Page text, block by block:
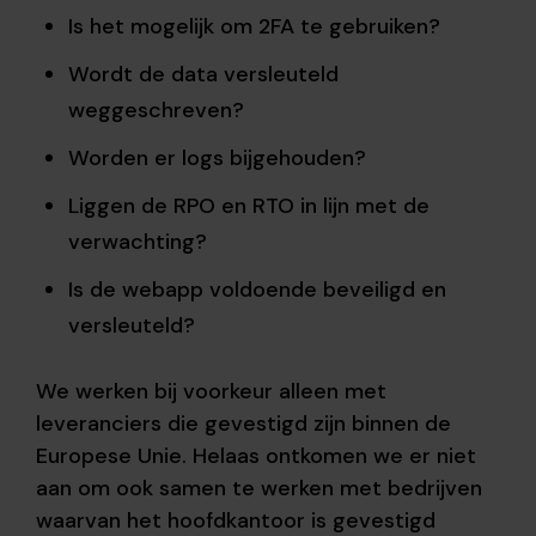
Is het mogelijk om 2FA te gebruiken?
Wordt de data versleuteld
weggeschreven?
Worden er logs bijgehouden?
Liggen de RPO en RTO in lijn met de
verwachting?
Is de webapp voldoende beveiligd en
versleuteld?
We werken bij voorkeur alleen met
leveranciers die gevestigd zijn binnen de
Europese Unie. Helaas ontkomen we er niet
aan om ook samen te werken met bedrijven
waarvan het hoofdkantoor is gevestigd